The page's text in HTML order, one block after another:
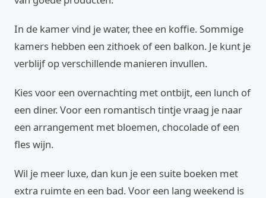
In de kamer vind je water, thee en koffie. Sommige
kamers hebben een zithoek of een balkon. Je kunt je
verblijf op verschillende manieren invullen.
Kies voor een overnachting met ontbijt, een lunch of
een diner. Voor een romantisch tintje vraag je naar
een arrangement met bloemen, chocolade of een
fles wijn.
Wil je meer luxe, dan kun je een suite boeken met
extra ruimte en een bad. Voor een lang weekend is